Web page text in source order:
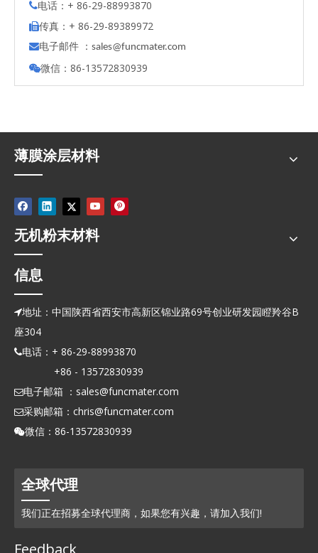
电话：+ 86-29-88993870
传真：+ 86-29-89389972
电子邮件 ： sales@funcmater.com
微信：86-13572830939
薄膜涂层材料
无机粉末材料
信息
地址：中国陕西省西安市高新区锦业路69号创业研发园瞪羚谷B
座304
电话：+ 86-29-88993870
+86 - 13572830939
电子邮箱 ： sales@funcmater.com
采购邮箱： chris@funcmater.com
微信：86-13572830939
全球代理
我们正在招募全球代理商，如果您有兴趣，请加入我们!